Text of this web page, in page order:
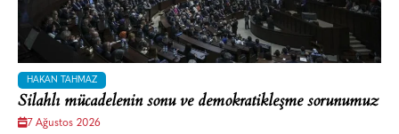
HAKAN TAHMAZ
Silahlı mücadelenin sonu ve demokratikleşme sorunumuz
7 Ağustos 2026